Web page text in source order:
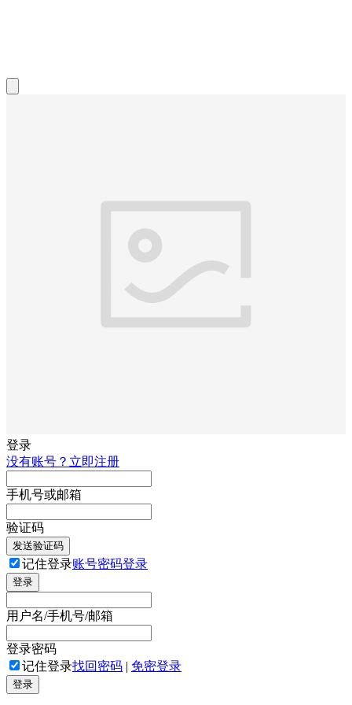
登录
没有账号？立即注册
手机号或邮箱
验证码
发送验证码
记住登录账号密码登录
登录
用户名/手机号/邮箱
登录密码
记住登录找回密码 | 免密登录
登录